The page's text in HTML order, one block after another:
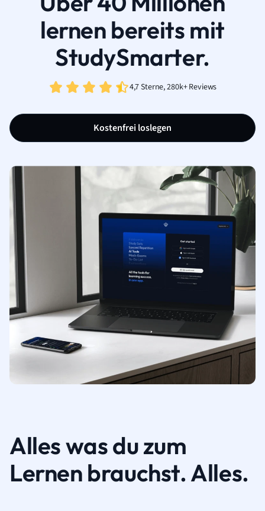
lernen bereits mit
StudySmarter.
4,7 Sterne, 280k+ Reviews
Kostenfrei loslegen
Alles was du zum
Lernen brauchst. Alles.